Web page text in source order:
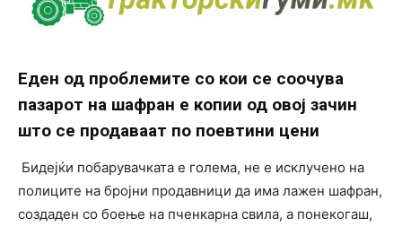
Еден од проблемите со кои се соочува
пазарот на шафран е копии од овој зачин
што се продаваат по поевтини цени
Бидејќи побарувачката е голема, не е исклучено на
полиците на бројни продавници да има лажен шафран,
создаден со боење на пченкарна свила, а понекогаш,